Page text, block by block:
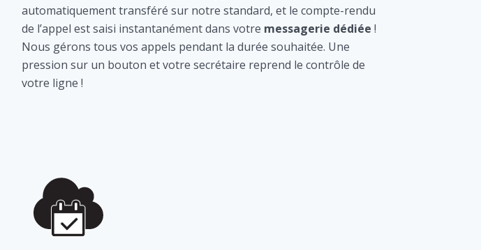
automatiquement transféré sur notre standard, et le compte-rendu
de l’appel est saisi instantanément dans votre messagerie dédiée !
Nous gérons tous vos appels pendant la durée souhaitée. Une
pression sur un bouton et votre secrétaire reprend le contrôle de
votre ligne !